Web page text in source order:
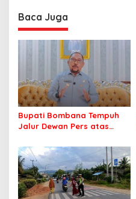
Baca Juga
Bupati Bombana Tempuh
Jalur Dewan Pers atas
Korupsi Jembatan Cirauci II